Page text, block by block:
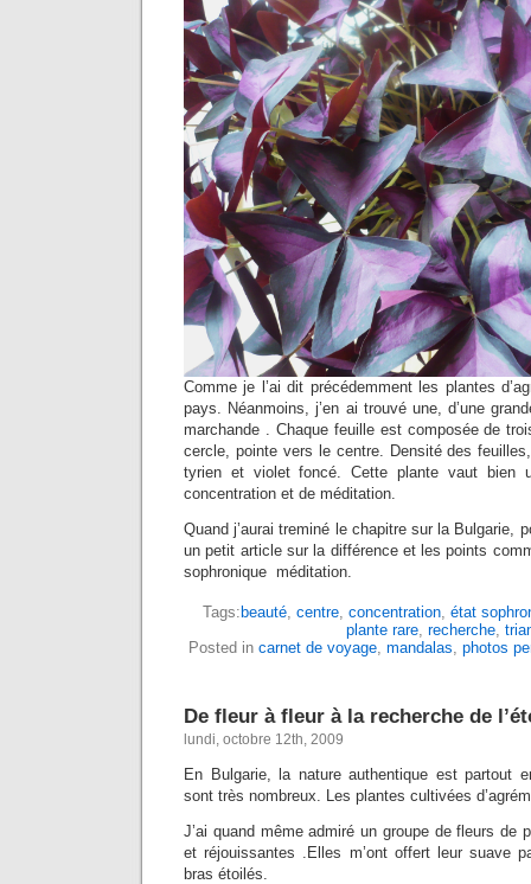
Comme je l’ai dit précédemment les plantes
pays. Néanmoins, j’en ai trouvé une, d’une
marchande . Chaque feuille est composée de
cercle, pointe vers le centre. Densité des
tyrien et violet foncé. Cette plante vaut bien
concentration et de méditation.
Quand j’aurai treminé le chapitre sur la Bulgarie,
un petit article sur la différence et les points
sophronique méditation.
Tags:beauté, centre, concentration, état
plante rare recherche
Posted in carnet de voyage, mandalas photos
De fleur à fleur à la recherche de
lundi, octobre 12th, 2009
En Bulgarie, la nature authentique est partout
sont très nombreux. Les plantes cultivées
J’ai quand même admiré un groupe de fleurs de
et réjouissantes .Elles m’ont offert leur suave
bras étoilés.